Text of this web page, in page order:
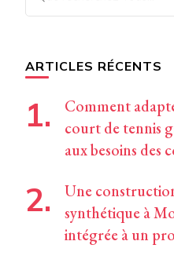
recherchiez
ARTICLES RÉCENTS
Comment
court de tennis
aux besoins des
Une
synthétique à
intégrée à un